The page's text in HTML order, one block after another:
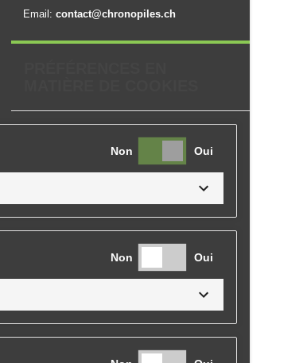
Email: contact@chronopiles.ch
Non Oui
Non Oui